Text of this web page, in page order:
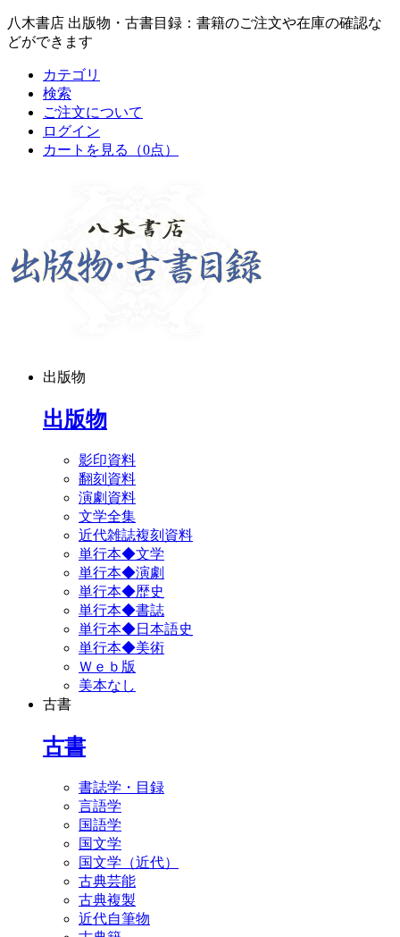
八木書店 出版物・古書目録：書籍のご注文や在庫の確認な
どができます
カテゴリ
検索
ご注文について
ログイン
カートを見る
（0点）
出版物
出版物
影印資料
翻刻資料
演劇資料
文学全集
近代雑誌複刻資料
単行本◆文学
単行本◆演劇
単行本◆歴史
単行本◆書誌
単行本◆日本語史
単行本◆美術
Ｗｅｂ版
美本なし
古書
古書
書誌学・目録
言語学
国語学
国文学
国文学（近代）
古典芸能
古典複製
近代自筆物